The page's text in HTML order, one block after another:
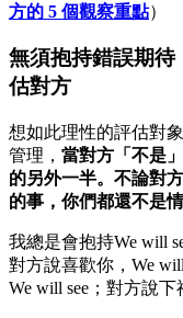
方的 5 個觀察重點）
無須抱持錯誤期待
估對方
想如此理性的評估對
管理， 當對方「不是
的另外一半。 不論對
的事，你們都還不是
我總是會抱持We will
對方說喜歡你，We
We will see；對方說下